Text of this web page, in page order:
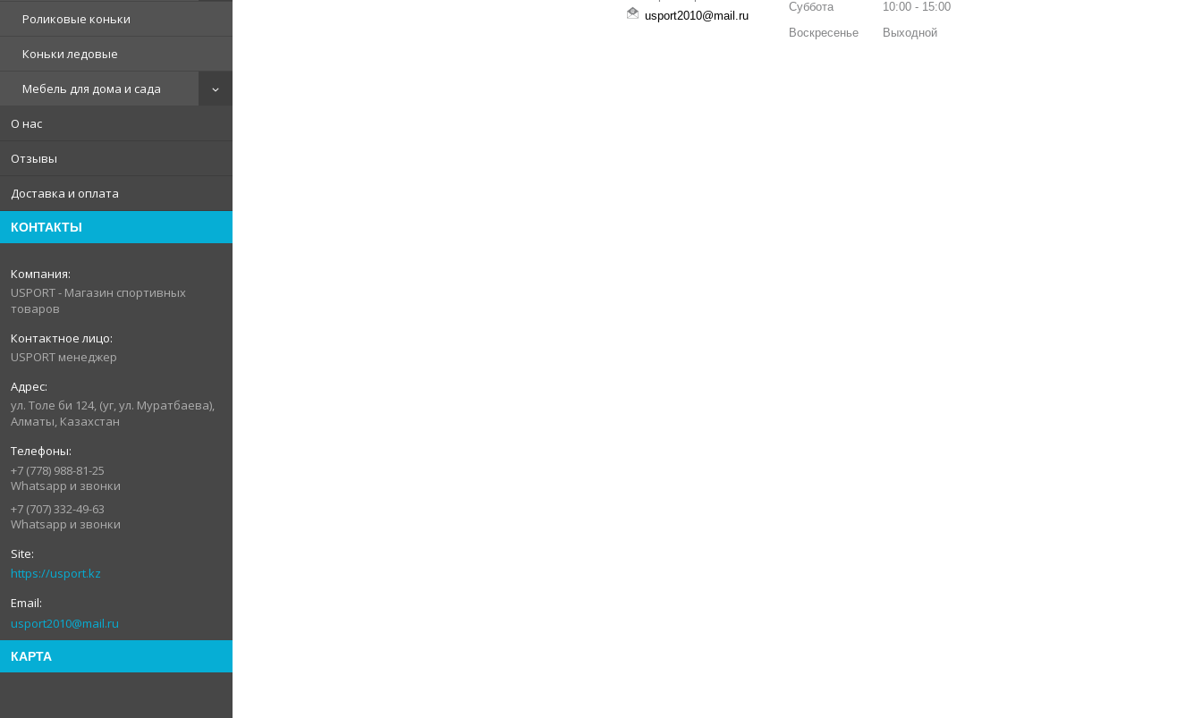
Роликовые коньки
Коньки ледовые
Мебель для дома и сада
О нас
Отзывы
Доставка и оплата
КОНТАКТЫ
USPORT - Магазин спортивных
товаров
USPORT менеджер
ул. Толе би 124, (уг, ул. Муратбаева),
Алматы, Казахстан
+7 (778) 988-81-25
Whatsapp и звонки
+7 (707) 332-49-63
Whatsapp и звонки
https://usport.kz
usport2010@mail.ru
КАРТА
usport2010@mail.ru
Суббота
10:00
15:00
Воскресенье
Выходной